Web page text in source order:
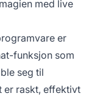
med live
er
funksjon som
seg til
er raskt, effektivt